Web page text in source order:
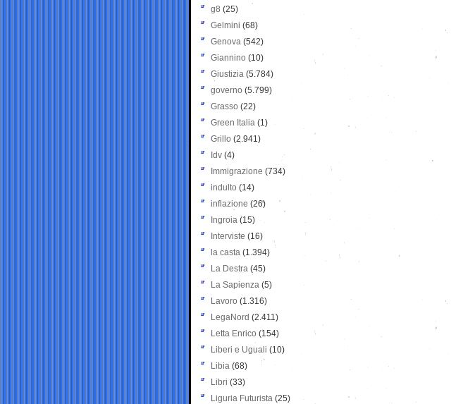
g8 (25)
Gelmini (68)
Genova (542)
Giannino (10)
Giustizia (5.784)
governo (5.799)
Grasso (22)
Green Italia (1)
Grillo (2.941)
Idv (4)
Immigrazione (734)
indulto (14)
inflazione (26)
Ingroia (15)
Interviste (16)
la casta (1.394)
La Destra (45)
La Sapienza (5)
Lavoro (1.316)
LegaNord (2.411)
Letta Enrico (154)
Liberi e Uguali (10)
Libia (68)
Libri (33)
Liguria Futurista (25)